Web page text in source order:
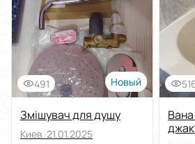
491 Новый
Змішувач для душу
Киев ·21.01.2025